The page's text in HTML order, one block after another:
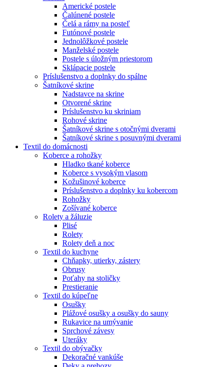
Americké postele
Čalúnené postele
Čelá a rámy na posteľ
Futónové postele
Jednolôžkové postele
Manželské postele
Postele s úložným priestorom
Sklápacie postele
Príslušenstvo a doplnky do spálne
Šatníkové skrine
Nadstavce na skrine
Otvorené skrine
Príslušenstvo ku skriniam
Rohové skrine
Šatníkové skrine s otočnými dverami
Šatníkové skrine s posuvnými dverami
Textil do domácnosti
Koberce a rohožky
Hladko tkané koberce
Koberce s vysokým vlasom
Kožušinové koberce
Príslušenstvo a doplnky ku kobercom
Rohožky
Zošívané koberce
Rolety a žáluzie
Plisé
Rolety
Rolety deň a noc
Textil do kuchyne
Chňapky, utierky, zástery
Obrusy
Poťahy na stoličky
Prestieranie
Textil do kúpeľne
Osušky
Plážové osušky a osušky do sauny
Rukavice na umývanie
Sprchové závesy
Uteráky
Textil do obývačky
Dekoračné vankúše